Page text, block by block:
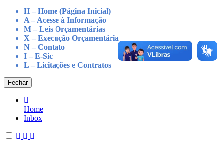
H – Home (Página Inicial)
A – Acesse à Informação
M – Leis Orçamentárias
X – Execução Orçamentária
N – Contato
I – E-Sic
L – Licitações e Contratos
Fechar
Home
Inbox